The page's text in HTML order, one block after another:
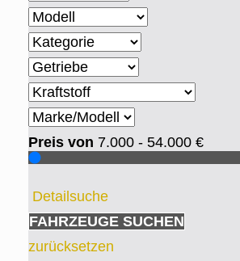
Preis von 7.000 - 54.000 €
Detailsuche
FAHRZEUGE SUCHEN
zurücksetzen